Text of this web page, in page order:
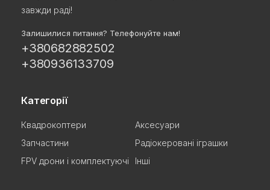
завжди раді!
Залишилися питання? Телефонуйте нам!
+380682882502
+380936133709
Категорії
Квадрокоптери
Аксесуари
Запчастини
Радіокеровані іграшки
FPV дрони і комплектуючі
Інші